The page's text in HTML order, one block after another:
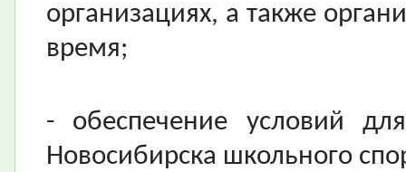
организациях, а также
время;
- обеспечение условий
Новосибирска школьного